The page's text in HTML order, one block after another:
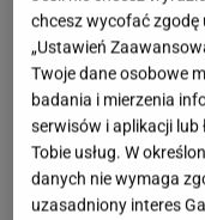
ciepłem
mam. Nie jest to
co najmniej kilka,
zrobić
mięsem mielonym
dań z makaronem
chcesz wycofać zgodę
„Ustawień
Twoje dane osobowe
badania i mierzenia
serwisów i aplikacji lub
Tobie usług. W
danych nie wymaga
uzasadniony interes